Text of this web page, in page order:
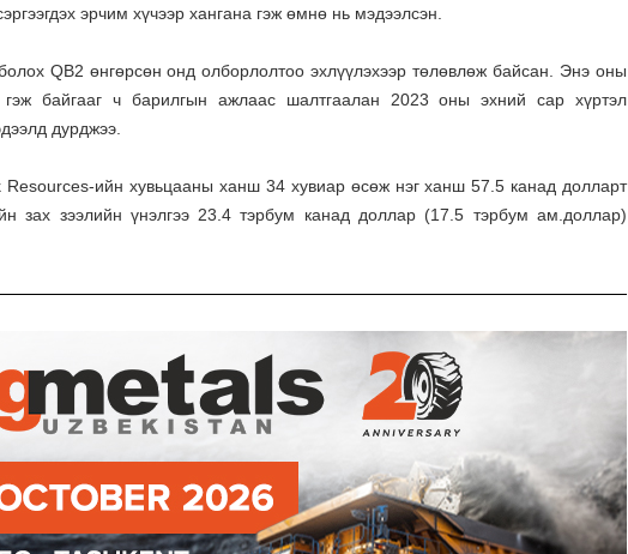
эрчим хүчээр хангана гэж өмнө нь мэдээлсэн.
QB2 өнгөрсөн онд олборлолтоо эхлүүлэхээр төлөвлөж байсан. Энэ оны
гэж байгааг ч барилгын ажлаас шалтгаалан 2023 оны эхний сар хүртэл
дурджээ.
ийн хувьцааны ханш 34 хувиар өсөж нэг ханш 57.5 канад долларт
зах зээлийн үнэлгээ 23.4 тэрбум канад доллар (17.5 тэрбум ам.доллар)